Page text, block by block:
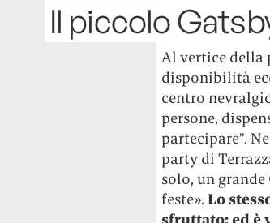
Il piccolo
Al vertice della
disponibilità
centro
persone,
partecipare”.
party di
solo, un
feste».Lo